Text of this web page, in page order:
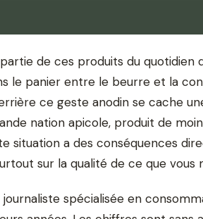
de ces produits du quotidien
le panier entre le beurre et la
ce geste anodin se cache
nation apicole, produit de
situation a des conséquences
sur la qualité de ce que
spécialisée en